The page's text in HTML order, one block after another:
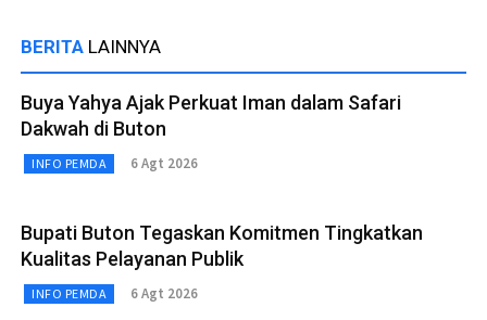
BERITA LAINNYA
Buya Yahya Ajak Perkuat Iman dalam Safari
Dakwah di Buton
INFO PEMDA 6 Agt 2026
Bupati Buton Tegaskan Komitmen Tingkatkan
Kualitas Pelayanan Publik
INFO PEMDA 6 Agt 2026